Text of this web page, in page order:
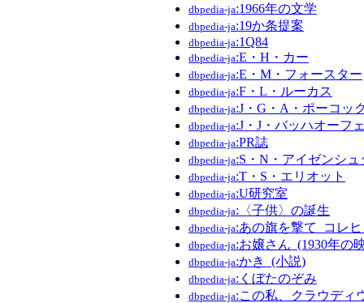
dbpedia-ja:1966年の文学
dbpedia-ja:19か条提案
dbpedia-ja:1Q84
dbpedia-ja:E・H・カー
dbpedia-ja:E・M・フォースター
dbpedia-ja:F・L・ルーカス
dbpedia-ja:J・G・A・ポーコッ
dbpedia-ja:J・J・バッハオーフ
dbpedia-ja:PR誌
dbpedia-ja:S・N・アイゼンシュ
dbpedia-ja:T・S・エリオット
dbpedia-ja:U研究室
dbpedia-ja:〈子供〉の誕生
dbpedia-ja:あの旗を撃て_コレ
dbpedia-ja:お嬢さん_(1930年の
dbpedia-ja:かき_(小説)
dbpedia-ja:くぼたのぞみ
dbpedia-ja:この私、クラウディ